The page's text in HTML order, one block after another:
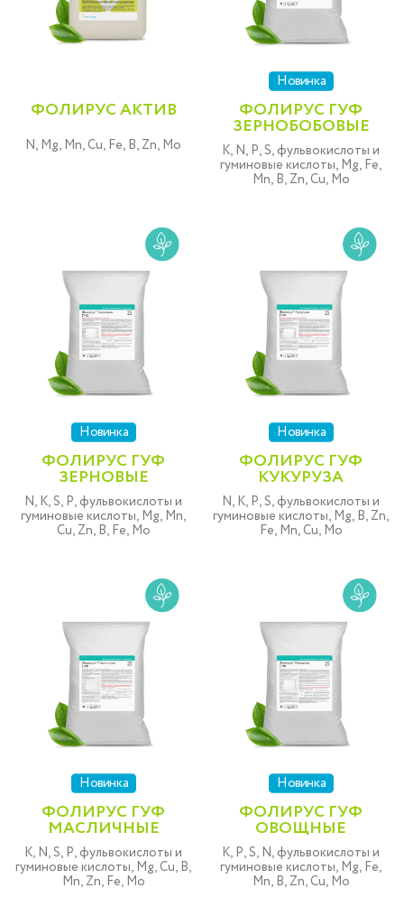
ФОЛИРУС АКТИВ
N, Mg, Mn, Cu, Fe, B, Zn, Mo
Новинка
ФОЛИРУС ГУФ
ЗЕРНОБОБОВЫЕ
K, N, P, S, фульвокислоты и
гуминовые кислоты, Mg, Fe,
Mn, B, Zn, Cu, Mo
Новинка
ФОЛИРУС ГУФ
ЗЕРНОВЫЕ
N, K, S, P, фульвокислоты и
гуминовые кислоты, Mg, Mn,
Cu, Zn, B, Fe, Mo
Новинка
ФОЛИРУС ГУФ
КУКУРУЗА
N, K, P, S, фульвокислоты и
гуминовые кислоты, Mg, B, Zn,
Fe, Mn, Cu, Mo
Новинка
ФОЛИРУС ГУФ
МАСЛИЧНЫЕ
K, N, S, P, фульвокислоты и
гуминовые кислоты, Mg, Cu, B,
Mn, Zn, Fe, Mo
Новинка
ФОЛИРУС ГУФ
ОВОЩНЫЕ
K, P, S, N, фульвокислоты и
гуминовые кислоты, Mg, Fe,
Mn, B, Zn, Cu, Mo